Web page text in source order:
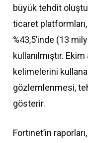
büyük tehdit
ticaret platformları,
%43,5’inde (13
kullanılmıştır.
kelimelerini
gözlemlenmesi,
gösterir.
Fortinet’in